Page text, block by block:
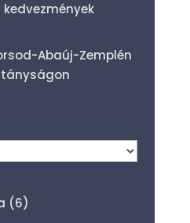
kedvezmények
Abaúj-Zemplén
(6)